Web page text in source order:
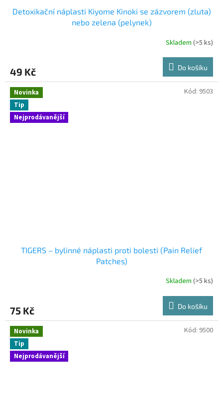
Detoxikační náplasti Kiyome Kinoki se zázvorem (zluta)
nebo zelena (pelynek)
Skladem (>5 ks)
49 Kč Do košíku
Novinka
Tip
Nejprodávanější
TIGERS – bylinné náplasti proti bolesti (Pain Relief
Patches)
Skladem (>5 ks)
75 Kč Do košíku
Kód: 9503
Novinka
Tip
Nejprodávanější
Kód: 9500